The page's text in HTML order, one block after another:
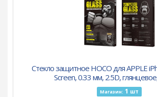
Стекло защитное HOCO для APPLE
Screen, 0.33 мм, 2.5D,
Магазин: 1 шт